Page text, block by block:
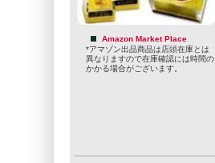
Amazon Market Place
*アマゾン出品商品は店頭在庫とは
異なりますので在庫確認には時間の
かかる場合がございます。